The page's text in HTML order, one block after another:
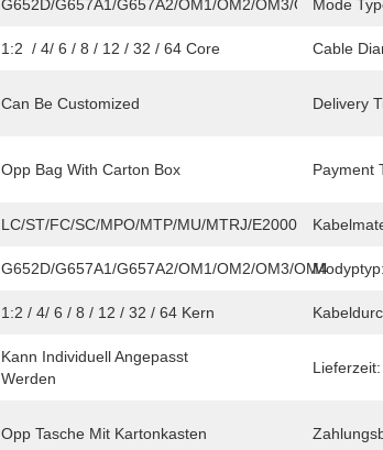
G652D/G657A1/G657A2/OM1/OM2/OM3/OM4Mode
1:2  / 4/ 6 / 8 / 12 / 32 / 64 Core Cable
Can Be Customized Delivery
Opp Bag With Carton Box Payment
LC/ST/FC/SC/MPO/MTP/MU/MTRJ/E2000
G652D/G657A1/G657A2/OM1/OM2/OM3/OM4
1:2 / 4/ 6 / 8 / 12 / 32 / 64 Kern
Kann Individuell Angepasst
Werden
Lieferzeit:
Opp Tasche Mit Kartonkasten